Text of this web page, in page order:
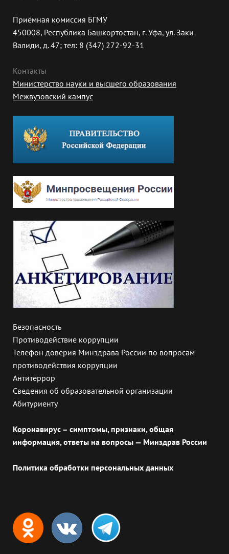
Приёмная комиссия БГМУ
450008, Республика Башкортостан, г. Уфа, ул. Заки
Валиди, д. 47; тел: 8 (347) 272-92-31
Контакты
Министерство науки и высшего образования
Межвузовский кампус
Безопасность
Противодействие коррупции
Телефон доверия Минздрава России по вопросам
противодействия коррупции
Антитеррор
Сведения об образовательной организации
Абитуриенту
Коронавирус – симптомы, признаки, общая
информация, ответы на вопросы — Минздрав России
Политика обработки персональных данных